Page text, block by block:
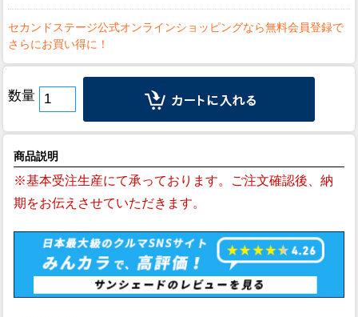
数量
商品説明
※基本受注生産にて承っております。ご注文確認後、納
期をお伝えさせていただきます。